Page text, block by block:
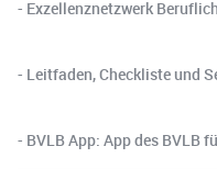
- Exzellenznetzwerk
- Leitfaden, Checkliste und
- BVLB App: App des